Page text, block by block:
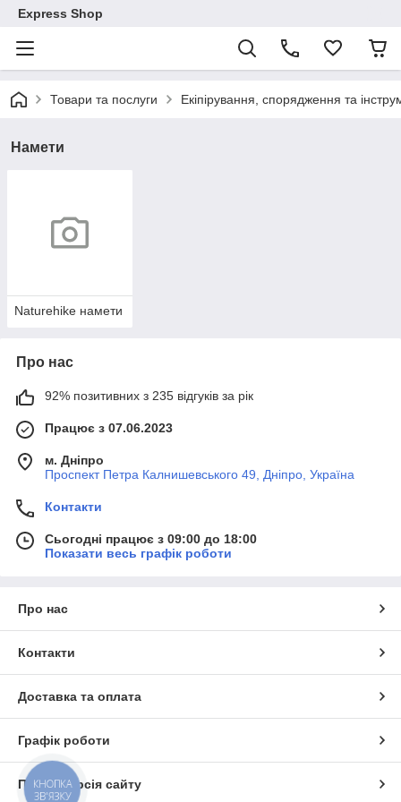
Express Shop
Товари та послуги Екіпірування, спорядження та
Намети
Naturehike намети
Про нас
92% позитивних з 235 відгуків за рік
Працює з 07.06.2023
м. Дніпро
Проспект Петра Калнишевського 49, Дніпро, Україна
Контакти
Сьогодні працює з 09:00 до 18:00
Показати весь графік роботи
Про нас
Контакти
Доставка та оплата
Графік роботи
Повна версія сайту
КНОПКА
ЗВ'ЯЗКУ